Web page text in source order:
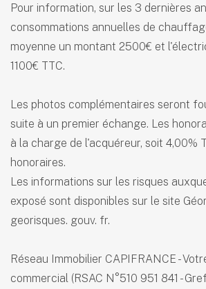
Pour information, sur les 3 dernières
consommations annuelles de
moyenne un montant 2500€ et
1100€ TTC.
Les photos complémentaires seront
suite à un premier échange. Les
à la charge de l'acquéreur, soit 4,00%
honoraires.
Les informations sur les risques
exposé sont disponibles sur le site
georisques. gouv. fr.
Réseau Immobilier CAPIFRANCE -
commercial (RSAC N°510 951 841 -